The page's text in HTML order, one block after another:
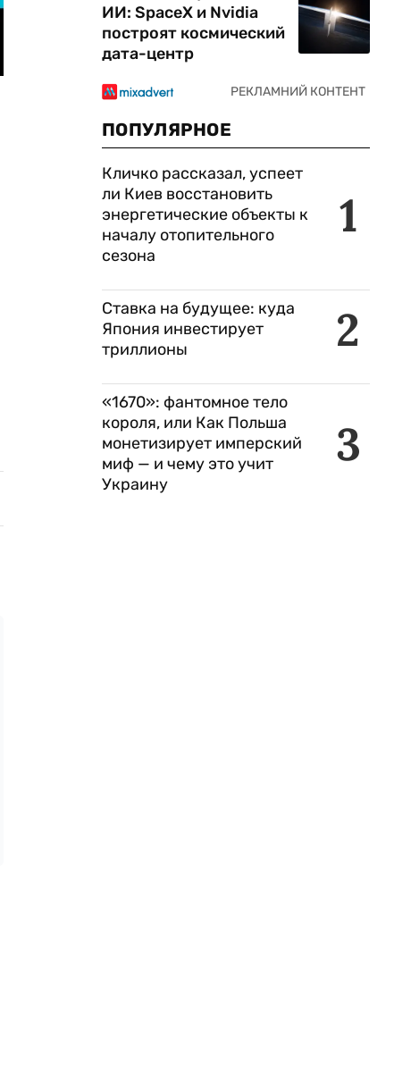
ИИ: SpaceX и Nvidia
построят космический
дата-центр
ПОПУЛЯРНОЕ
1
Кличко рассказал, успеет
ли Киев восстановить
энергетические объекты к
началу отопительного
сезона
2
Ставка на будущее: куда
Япония инвестирует
триллионы
3
«1670»: фантомное тело
короля, или Как Польша
монетизирует имперский
миф — и чему это учит
Украину